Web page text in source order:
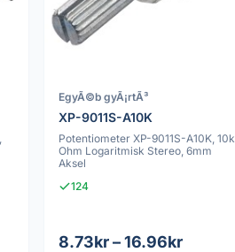
EgyÃ©b gyÃ¡rtÃ³
XP-9011S-A10K
Potentiometer XP-9011S-A10K, 10k
Ohm Logaritmisk Stereo, 6mm
Aksel
124
8.73kr – 16.96kr